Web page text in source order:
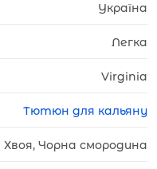
Україна
Легка
Virginia
Тютюн для кальяну
Хвоя, Чорна смородина